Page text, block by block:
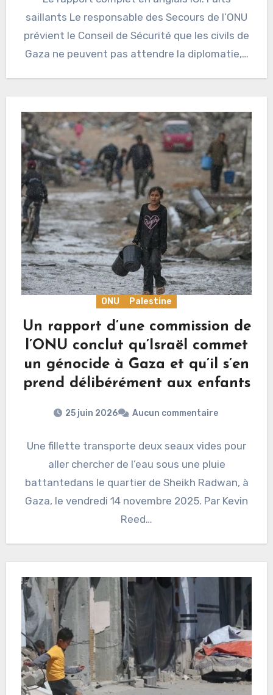
saillants Le responsable des Secours de l’ONU
prévient le Conseil de Sécurité que les civils de
Gaza ne peuvent pas attendre la diplomatie,…
ONU Palestine
Un rapport d’une commission de
l’ONU conclut qu’Israël commet
un génocide à Gaza et qu’il s’en
prend délibérément aux enfants
25 juin 2026 Aucun commentaire
Une fillette transporte deux seaux vides pour
aller chercher de l’eau sous une pluie
battantedans le quartier de Sheikh Radwan, à
Gaza, le vendredi 14 novembre 2025. Par Kevin
Reed…